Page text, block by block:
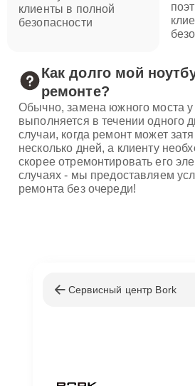
клиенты в полной
безопасности
Как долго мой
ремонте?
Обычно, замена южного моста у
выполняется в течении одного
случаи, когда ремонт может
несколько дней, а клиенту
скорее отремонтировать его
случаях - мы предоставляем
ремонта без очереди!
Сервисный центр Bork